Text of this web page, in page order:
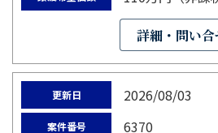
詳細・問い合
更新日 2026/08/03
案件番号 6370